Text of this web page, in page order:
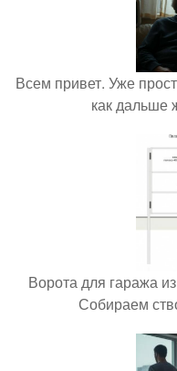
Всем привет. Уже
как дальше
Ворота для гаража
Собираем